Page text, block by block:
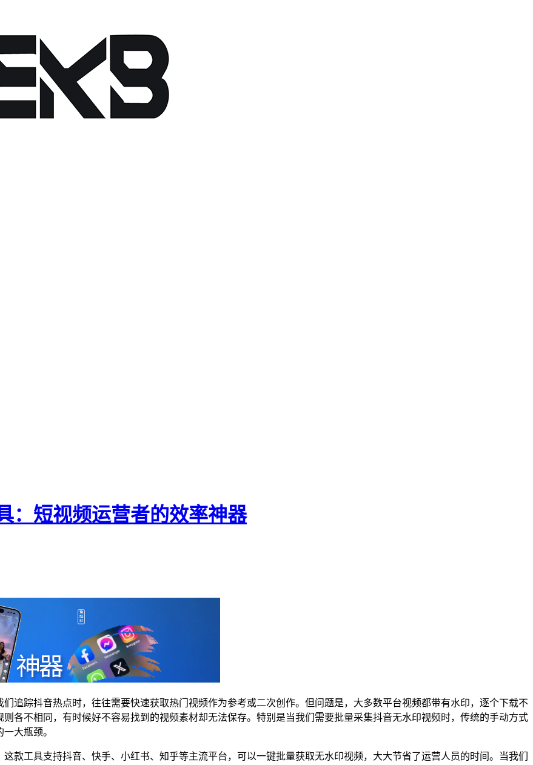
：短视频运营者的效率神器
追踪抖音热点时，往往需要快速获取热门视频作为参考或二次创作。但问题是，大多数平台视频都带有水印，逐个下载不
各不相同，有时候好不容易找到的视频素材却无法保存。特别是当我们需要批量采集抖音无水印视频时，传统的手动方式
大瓶颈。
款工具支持抖音、快手、小红书、知乎等主流平台，可以一键批量获取无水印视频，大大节省了运营人员的时间。当我们